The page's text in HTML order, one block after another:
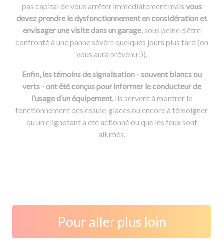
pas capital de vous arrêter immédiatement mais vous
devez prendre le dysfonctionnement en considération et
envisager une visite dans un garage, sous peine d’être
confronté à une panne sévère quelques jours plus tard (on
vous aura prévenu ;)).
Enfin, les témoins de signalisation - souvent blancs ou
verts - ont été conçus pour informer le conducteur de
l’usage d’un équipement.Ils servent à montrer le
fonctionnement des essuie-glaces ou encore à témoigner
qu’un clignotant a été actionné ou que les feux sont
allumés.
Pour aller plus loin